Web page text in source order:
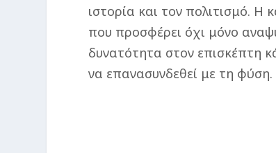
ιστορία και τον πολιτισμό.
που προσφέρει όχι μόνο
δυνατότητα στον επισκέπτη
να επανασυνδεθεί με τη φύση.